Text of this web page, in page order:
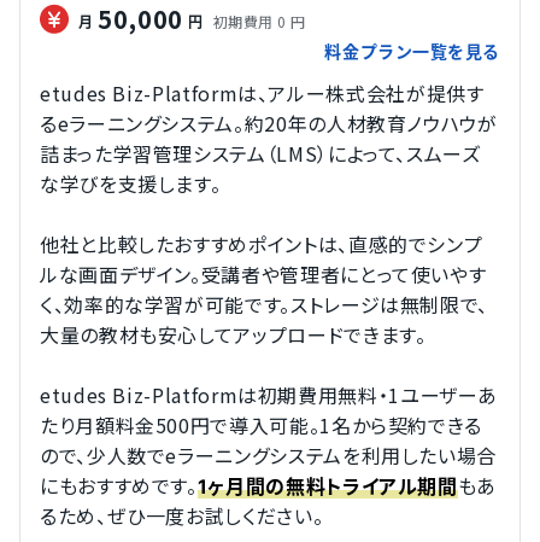
月 50,000 円
初期費用 0 円
料金プラン一覧を見る
etudes Biz-Platformは、アルー株式会社が提供す
るeラーニングシステム。約20年の人材教育ノウハウが
詰まった学習管理システム（LMS）によって、スムーズ
な学びを支援します。
他社と比較したおすすめポイントは、直感的でシンプ
ルな画面デザイン。受講者や管理者にとって使いやす
く、効率的な学習が可能です。ストレージは無制限で、
大量の教材も安心してアップロードできます。
etudes Biz-Platformは初期費用無料・1ユーザーあ
たり月額料金500円で導入可能。1名から契約できる
ので、少人数でeラーニングシステムを利用したい場合
にもおすすめです。1ヶ月間の無料トライアル期間もあ
るため、ぜひ一度お試しください。